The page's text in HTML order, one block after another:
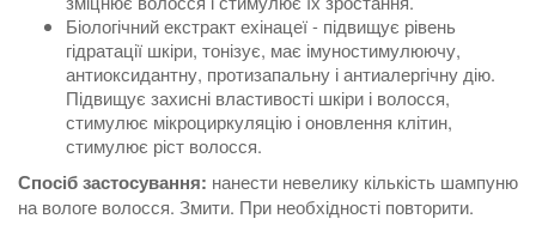
Біологічний екстракт ехінацеї - підвищує рівень
гідратації шкіри, тонізує, має імуностимулюючу,
антиоксидантну, протизапальну і антиалергічну дію.
Підвищує захисні властивості шкіри і волосся,
стимулює мікроциркуляцію і оновлення клітин,
стимулює ріст волосся.
Спосіб застосування: нанести невелику кількість шампуню
на вологе волосся. Змити. При необхідності повторити.